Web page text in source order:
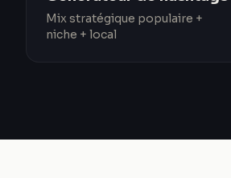
Mix stratégique populaire +
niche + local